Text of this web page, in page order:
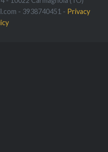
- 3938740451 - Privacy